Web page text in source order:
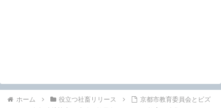
ホーム 役立つ社畜リリース
京都市教育委員会とビズ